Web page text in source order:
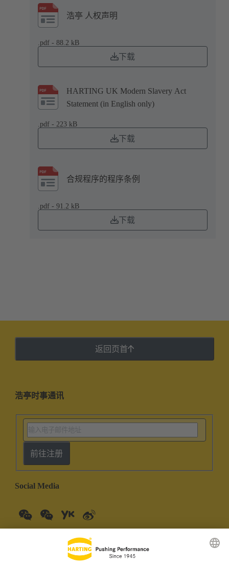
浩亭 人权声明
.pdf - 88.2 kB
下载
HARTING UK Modern Slavery Act
Statement (in English only)
.pdf - 223 kB
下载
合规程序的程序条例
.pdf - 91.2 kB
下载
返回页首
浩亭时事通讯
前往注册
Social Media